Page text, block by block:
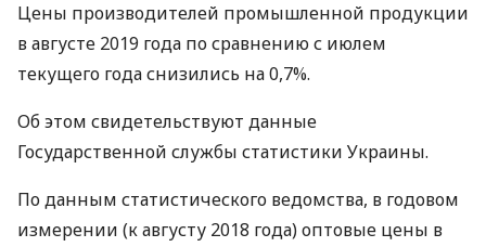
Цены производителей промышленной продукции
в августе 2019 года по сравнению с июлем
текущего года снизились на 0,7%.
Об этом свидетельствуют данные
Государственной службы статистики Украины.
По данным статистического ведомства, в годовом
измерении (к августу 2018 года) оптовые цены в